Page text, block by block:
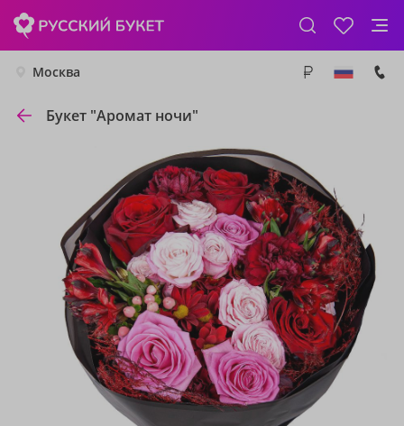
Москва
Букет "Аромат ночи"